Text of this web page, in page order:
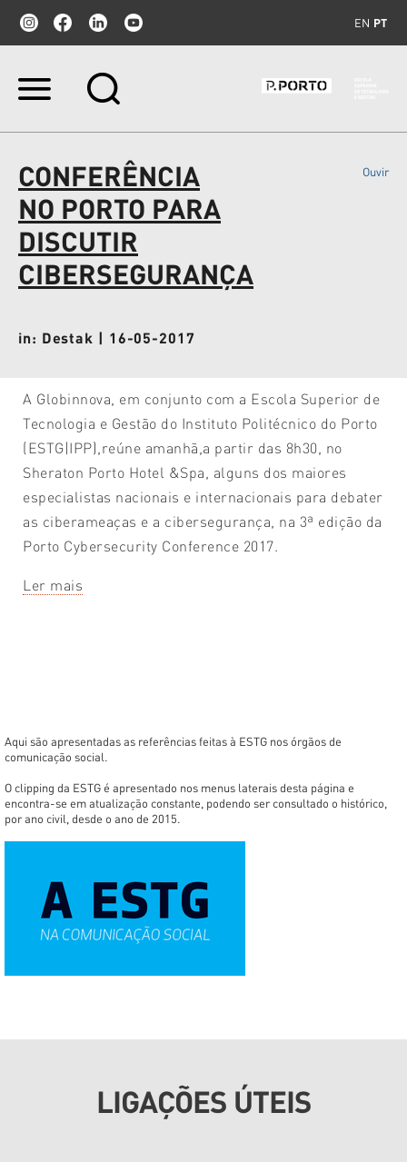
EN PT
Ir
Ir
para
a
navegação
CONFERÊNCIA
NO PORTO PARA
DISCUTIR
CIBERSEGURANÇA
Ouvir
in: Destak | 16-05-2017
A Globinnova, em conjunto com a Escola Superior de
Tecnologia e Gestão do Instituto Politécnico do Porto
(ESTG|IPP),reúne amanhã,a partir das 8h30, no
Sheraton Porto Hotel &Spa, alguns dos maiores
especialistas nacionais e internacionais para debater
as ciberameaças e a cibersegurança, na 3ª edição da
Porto Cybersecurity Conference 2017.
Ler mais
Aqui são apresentadas as referências feitas à ESTG nos órgãos de
comunicação social.
O clipping da ESTG é apresentado nos menus laterais desta página e
encontra-se em atualização constante, podendo ser consultado o histórico,
por ano civil, desde o ano de 2015.
LIGAÇÕES ÚTEIS